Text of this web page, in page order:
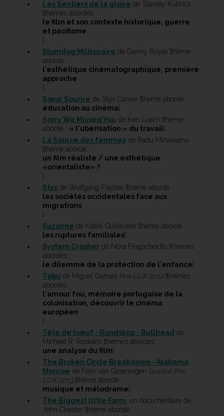
Les Sentiers de la gloire de Stanley Kubrick
[thèmes abordés :
le film et son contexte historique, guerre
et pacifisme
]
Slumdog Millionaire de Danny Boyle [thème
abordé :
l'esthétique cinématographique, première
approche
]
Sœur Sourire de Stijn Coninx [thème abordé :
éducation au cinéma]
Sorry We Missed You de Ken Loach [thème
abordé : « l'ubérisation » du travail]
La Source des femmes de Radu Mihaileanu
[thème abordé :
un film réaliste / une esthétique
«orientaliste» ?
]
Styx de Wolfgang Fischer [thème abordé :
les sociétés occidentales face aux
migrations
]
Suzanne de Katell Quillévéré [thème abordé :
les ruptures familiales]
System Crasher de Nora Fingscheidts [thèmes
abordés :
le dilemme de la protection de l'enfance]
Tabu de Miguel Gomes Prix LUX 2012[thèmes
abordés :
l'amour fou, mémoire portugaise de la
colonisation, découvrir le cinéma
européen
]
Tête de bœuf - Rundskop - Bullhead de
Michael R. Roskam [thèmes abordés :
une analyse du film]
The Broken Circle Breakdown - Alabama
Monroe de Felix van Groeningen lauréat Prix
LUX 2013[thème abordé :
musique et mélodrame]
The Biggest little Farm , un documentaire de
John Chester [thème abordé :